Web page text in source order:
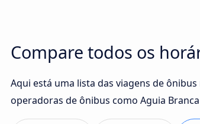
Compare todos os
Aqui está uma lista das viagens de
operadoras de ônibus como Aguia